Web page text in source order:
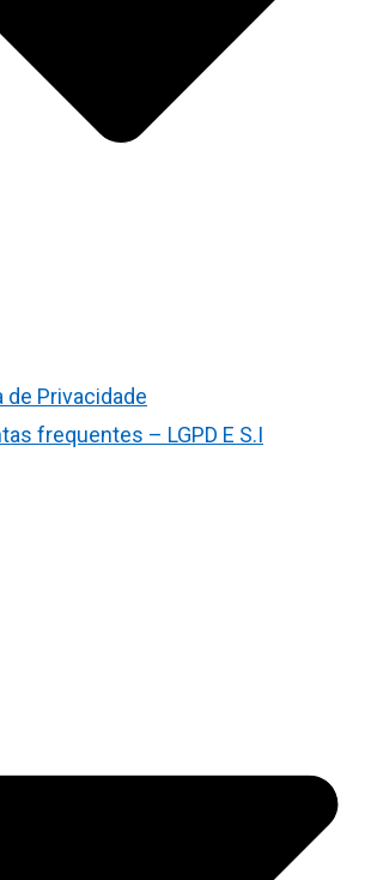
de Privacidade
frequentes – LGPD E S.I